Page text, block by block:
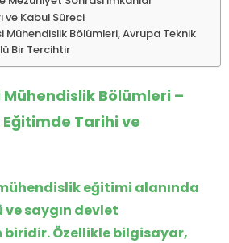
ve Kabul Süreci
Mühendislik Bölümleri, Avrupa Teknik
Bir Tercihtir
Bölümleri –
Tarihi ve
eğitimi alanında
ve saygın devlet
Özellikle bilgisayar,